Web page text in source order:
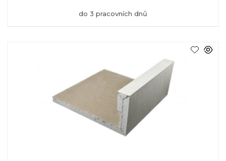
do 3 pracovních dnů